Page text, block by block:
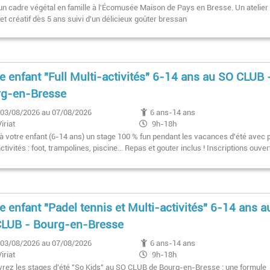
cadre végétal en famille à l'Écomusée Maison de Pays en Bresse. Un atelier
créatif dès 5 ans suivi d'un délicieux goûter bressan
enfant "Full Multi-activités" 6-14 ans au SO CLUB
en-Bresse
03/08/2026 au 07/08/2026
6 ans-14 ans
9h-18h
votre enfant (6-14 ans) un stage 100 % fun pendant les vacances d'été avec
: foot, trampolines, piscine... Repas et gouter inclus ! Inscriptions
enfant "Padel tennis et Multi-activités" 6-14 ans
- Bourg-en-Bresse
03/08/2026 au 07/08/2026
6 ans-14 ans
9h-18h
les stages d'été "So Kids" au SO CLUB de Bourg-en-Bresse : une formule